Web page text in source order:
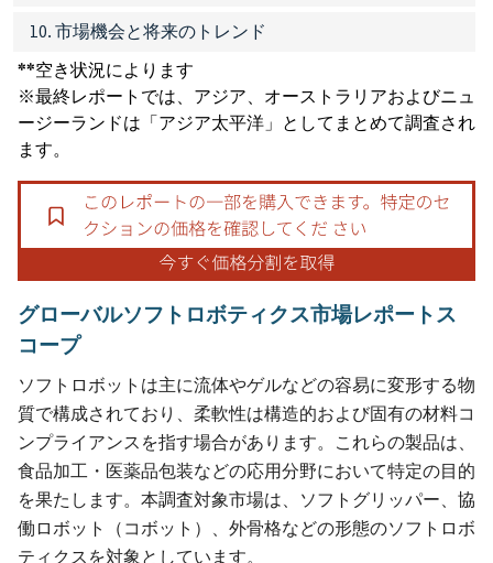
10. 市場機会と将来のトレンド
**空き状況によります
※最終レポートでは、アジア、オーストラリアおよびニュ
ージーランドは「アジア太平洋」としてまとめて調査され
ます。
グローバルソフトロボティクス市場レポートス
コープ
ソフトロボットは主に流体やゲルなどの容易に変形する物
質で構成されており、柔軟性は構造的および固有の材料コ
ンプライアンスを指す場合があります。これらの製品は、
食品加工・医薬品包装などの応用分野において特定の目的
を果たします。本調査対象市場は、ソフトグリッパー、協
働ロボット（コボット）、外骨格などの形態のソフトロボ
ティクスを対象としています。